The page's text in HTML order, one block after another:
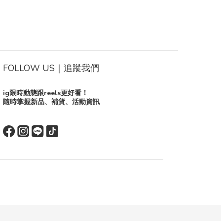
FOLLOW US｜追蹤我們
ig限時動態跟reels更好看！
隨時掌握新品、補貨、活動資訊